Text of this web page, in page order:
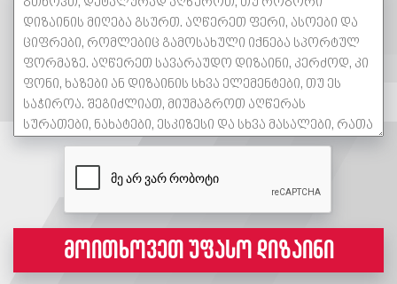
მოითხოვეთ უფასო დიზაინი